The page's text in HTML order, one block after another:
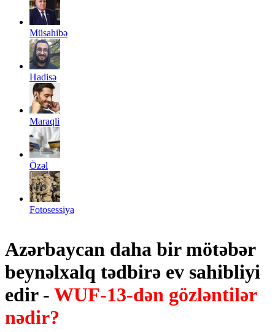
Müsahibə
Hadisə
Maraqli
Özəl
Fotosessiya
Azərbaycan daha bir mötəbər
beynəlxalq tədbirə ev sahibliyi
edir - WUF-13-dən gözləntilər
nədir?